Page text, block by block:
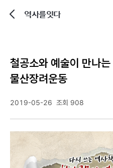
역사를잇다
철공소와 예술이 만나
물산장려운동
2019-05-26 조회 908